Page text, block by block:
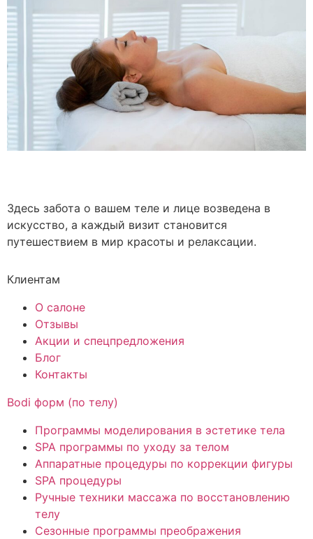
Здесь забота о вашем теле и лице возведена в
искусство, а каждый визит становится
путешествием в мир красоты и релаксации.
Клиентам
О салоне
Отзывы
Акции и спецпредложения
Блог
Контакты
Bodi форм (по телу)
Программы моделирования в эстетике тела
SPA программы по уходу за телом
Аппаратные процедуры по коррекции фигуры
SPA процедуры
Ручные техники массажа по восстановлению
телу
Сезонные программы преображения